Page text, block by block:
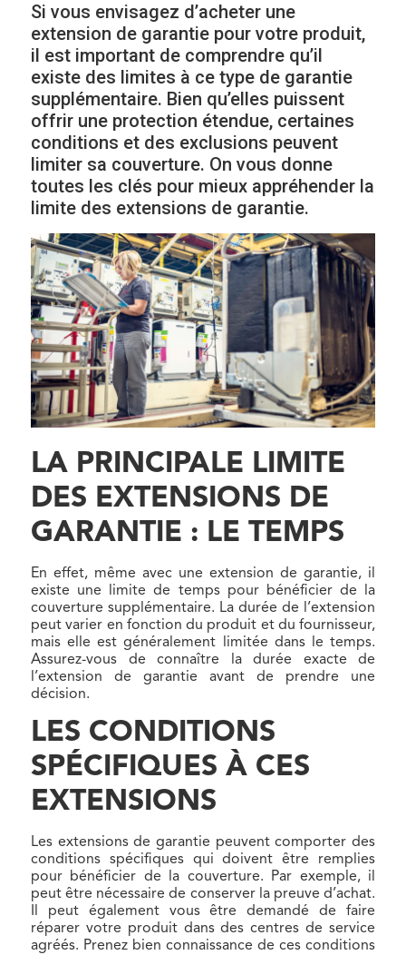
Si vous envisagez d’acheter une
extension de garantie pour votre produit,
il est important de comprendre qu’il
existe des limites à ce type de garantie
supplémentaire. Bien qu’elles puissent
offrir une protection étendue, certaines
conditions et des exclusions peuvent
limiter sa couverture. On vous donne
toutes les clés pour mieux appréhender la
limite des extensions de garantie.
LA PRINCIPALE LIMITE
DES EXTENSIONS DE
GARANTIE : LE TEMPS
En effet, même avec une extension de garantie, il
existe une limite de temps pour bénéficier de la
couverture supplémentaire. La durée de l’extension
peut varier en fonction du produit et du fournisseur,
mais elle est généralement limitée dans le temps.
Assurez-vous de connaître la durée exacte de
l’extension de garantie avant de prendre une
décision.
LES CONDITIONS
SPÉCIFIQUES À CES
EXTENSIONS
Les extensions de garantie peuvent comporter des
conditions spécifiques qui doivent être remplies
pour bénéficier de la couverture. Par exemple, il
peut être nécessaire de conserver la preuve d’achat.
Il peut également vous être demandé de faire
réparer votre produit dans des centres de service
agréés. Prenez bien connaissance de ces conditions